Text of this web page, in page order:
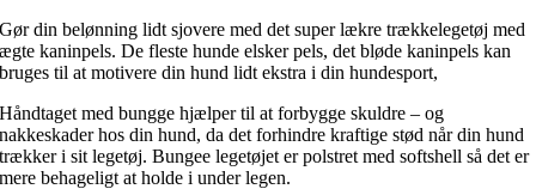
Gør din belønning lidt sjovere med det super lækre trækkelegetøj med
ægte kaninpels. De fleste hunde elsker pels, det bløde kaninpels kan
bruges til at motivere din hund lidt ekstra i din hundesport,
Håndtaget med bungge hjælper til at forbygge skuldre – og
nakkeskader hos din hund, da det forhindre kraftige stød når din hund
trækker i sit legetøj. Bungee legetøjet er polstret med softshell så det er
mere behageligt at holde i under legen.